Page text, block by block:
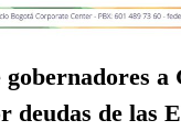
a
deudas de las